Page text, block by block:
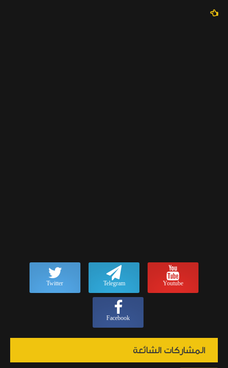
Youtube
Telegram
Twitter
Facebook
المشاركات الشائعة